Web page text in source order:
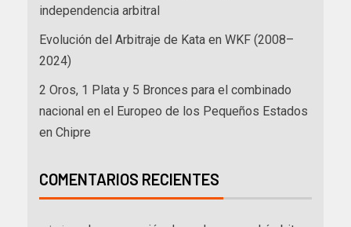
independencia arbitral
Evolución del Arbitraje de Kata en WKF (2008–
2024)
2 Oros, 1 Plata y 5 Bronces para el combinado
nacional en el Europeo de los Pequeños Estados
en Chipre
COMENTARIOS RECIENTES